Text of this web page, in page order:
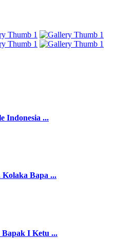
Indonesia ...
Bapa ...
I Ketu ...